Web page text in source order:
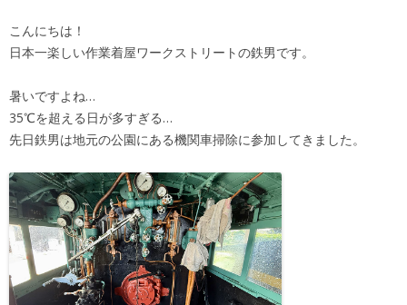
こんにちは！
日本一楽しい作業着屋ワークストリートの鉄男です。
暑いですよね…
35℃を超える日が多すぎる…
先日鉄男は地元の公園にある機関車掃除に参加してきました。